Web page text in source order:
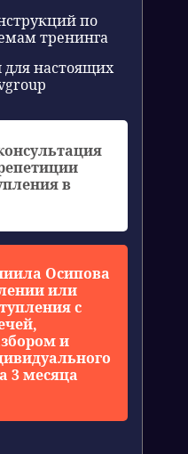
по
тренинга
настоящих
в
Осипова
или
с
и
3 месяца